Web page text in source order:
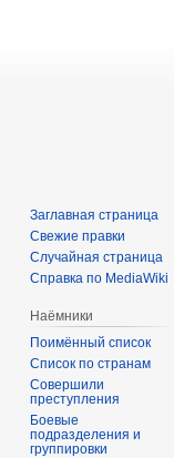
Заглавная страница
Свежие правки
Случайная страница
Справка по MediaWiki
Наёмники
Поимённый список
Список по странам
Совершили
преступления
Боевые
подразделения и
группировки